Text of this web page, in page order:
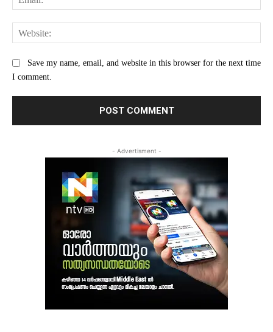
Save my name, email, and website in this browser for the next time
I comment.
- Advertisment -